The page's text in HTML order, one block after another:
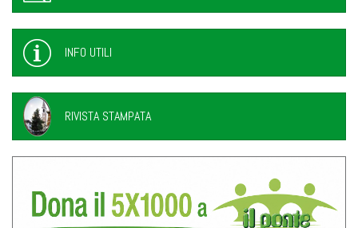
INFO UTILI
RIVISTA STAMPATA